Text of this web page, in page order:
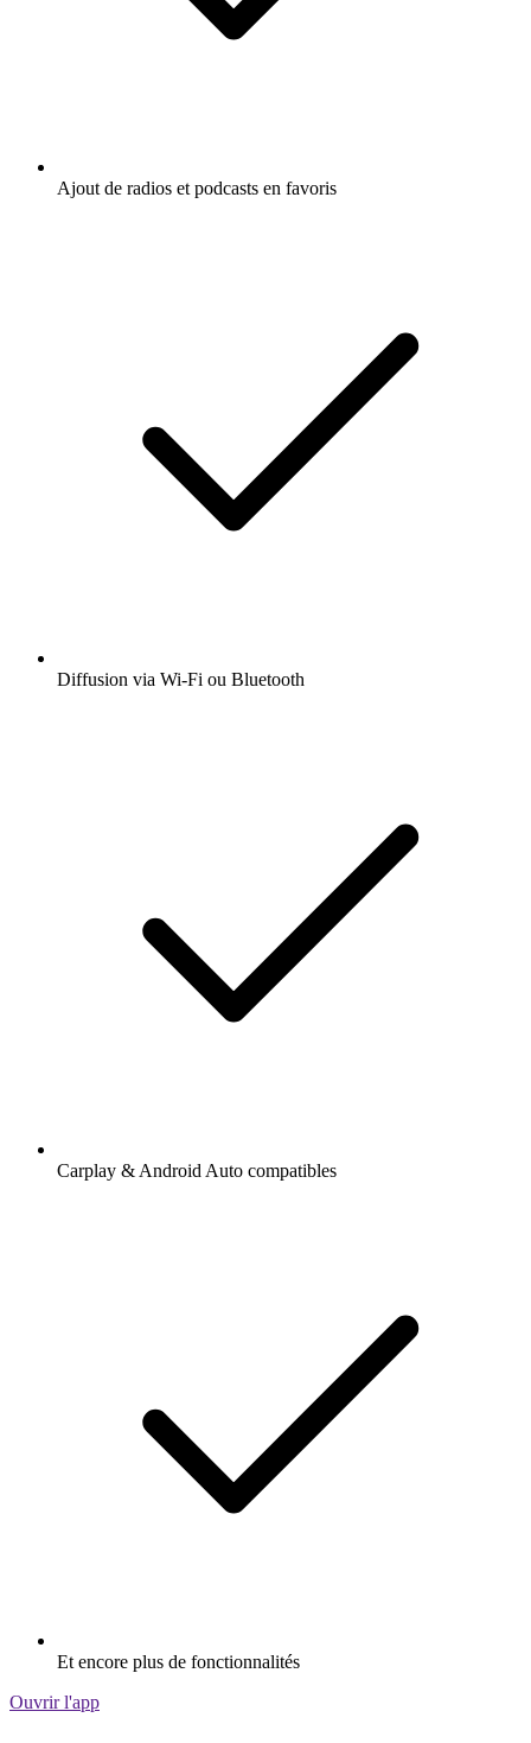
Ajout de radios et podcasts en favoris
Diffusion via Wi-Fi ou Bluetooth
Carplay & Android Auto compatibles
Et encore plus de fonctionnalités
Ouvrir l'app